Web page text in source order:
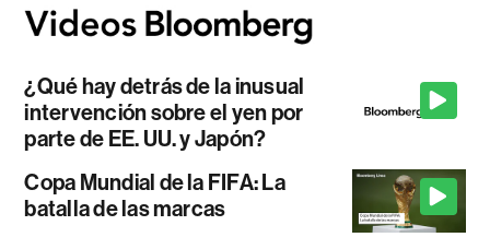
¿Qué hay detrás de la inusual
intervención sobre el yen por
parte de EE. UU. y Japón?
Copa Mundial de la FIFA: La
batalla de las marcas